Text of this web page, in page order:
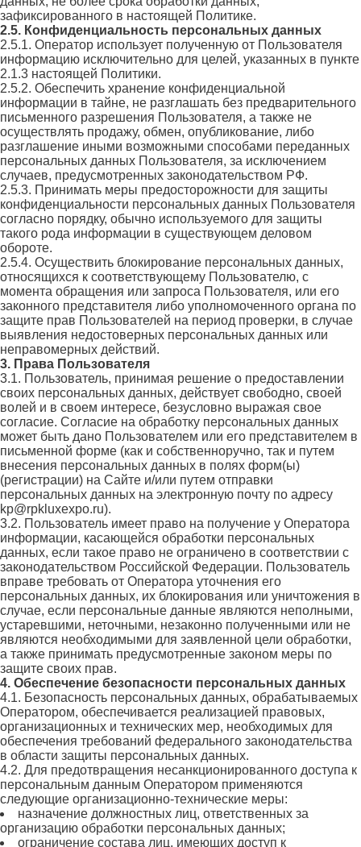
зафиксированного в настоящей Политике.
2.5. Конфиденциальность персональных данных
2.5.1. Оператор использует полученную от Пользователя
информацию исключительно для целей, указанных в пункте
2.1.3 настоящей Политики.
2.5.2. Обеспечить хранение конфиденциальной
информации в тайне, не разглашать без предварительного
письменного разрешения Пользователя, а также не
осуществлять продажу, обмен, опубликование, либо
разглашение иными возможными способами переданных
персональных данных Пользователя, за исключением
случаев, предусмотренных законодательством РФ.
2.5.3. Принимать меры предосторожности для защиты
конфиденциальности персональных данных Пользователя
согласно порядку, обычно используемого для защиты
такого рода информации в существующем деловом
обороте.
2.5.4. Осуществить блокирование персональных данных,
относящихся к соответствующему Пользователю, с
момента обращения или запроса Пользователя, или его
законного представителя либо уполномоченного органа по
защите прав Пользователей на период проверки, в случае
выявления недостоверных персональных данных или
неправомерных действий.
3. Права Пользователя
3.1. Пользователь, принимая решение о предоставлении
своих персональных данных, действует свободно, своей
волей и в своем интересе, безусловно выражая свое
согласие. Согласие на обработку персональных данных
может быть дано Пользователем или его представителем в
письменной форме (как и собственноручно, так и путем
внесения персональных данных в полях форм(ы)
(регистрации) на Сайте и/или путем отправки
персональных данных на электронную почту по адресу
kp@rpkluxexpo.ru).
3.2. Пользователь имеет право на получение у Оператора
информации, касающейся обработки персональных
данных, если такое право не ограничено в соответствии с
законодательством Российской Федерации. Пользователь
вправе требовать от Оператора уточнения его
персональных данных, их блокирования или уничтожения в
случае, если персональные данные являются неполными,
устаревшими, неточными, незаконно полученными или не
являются необходимыми для заявленной цели обработки,
а также принимать предусмотренные законом меры по
защите своих прав.
4. Обеспечение безопасности персональных данных
4.1. Безопасность персональных данных, обрабатываемых
Оператором, обеспечивается реализацией правовых,
организационных и технических мер, необходимых для
обеспечения требований федерального законодательства
в области защиты персональных данных.
4.2. Для предотвращения несанкционированного доступа к
персональным данным Оператором применяются
следующие организационно-технические меры:
назначение должностных лиц, ответственных за
организацию обработки персональных данных;
ограничение состава лиц, имеющих доступ к